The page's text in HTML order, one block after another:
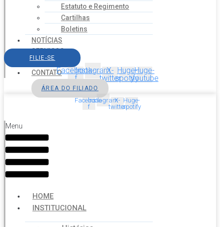
Estatuto e Regimento
Cartilhas
Boletins
NOTÍCIAS
SERVIÇOS
AGENDA
CONTATO
FILIE-SE
Facebook-
f
InstagramX-
twitter
Huge-
spotify
Huge-
youtube
ÁREA DO FILIADO
Facebook-
f
InstagramX-
twitter
Huge-
spotify
Menu
HOME
INSTITUCIONAL